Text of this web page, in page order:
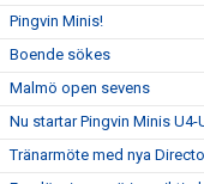
Pingvin Minis!
Boende sökes
Malmö open sevens
Nu startar Pingvin Minis U4-
Tränarmöte med nya